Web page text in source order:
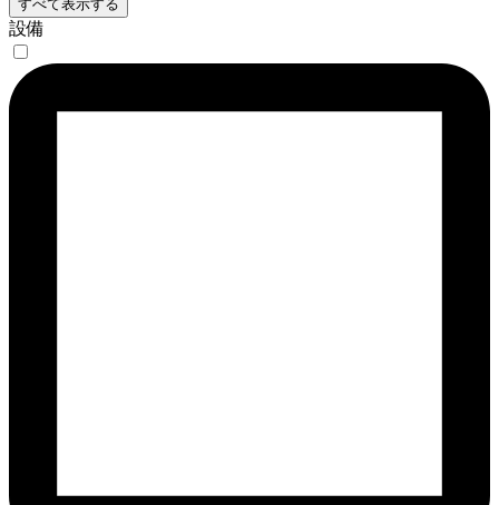
すべて表示する
設備